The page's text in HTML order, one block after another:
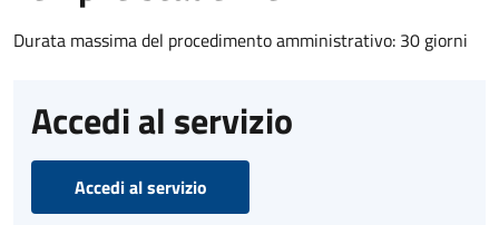
Durata massima del procedimento amministrativo: 30 giorni
Accedi al servizio
Accedi al servizio